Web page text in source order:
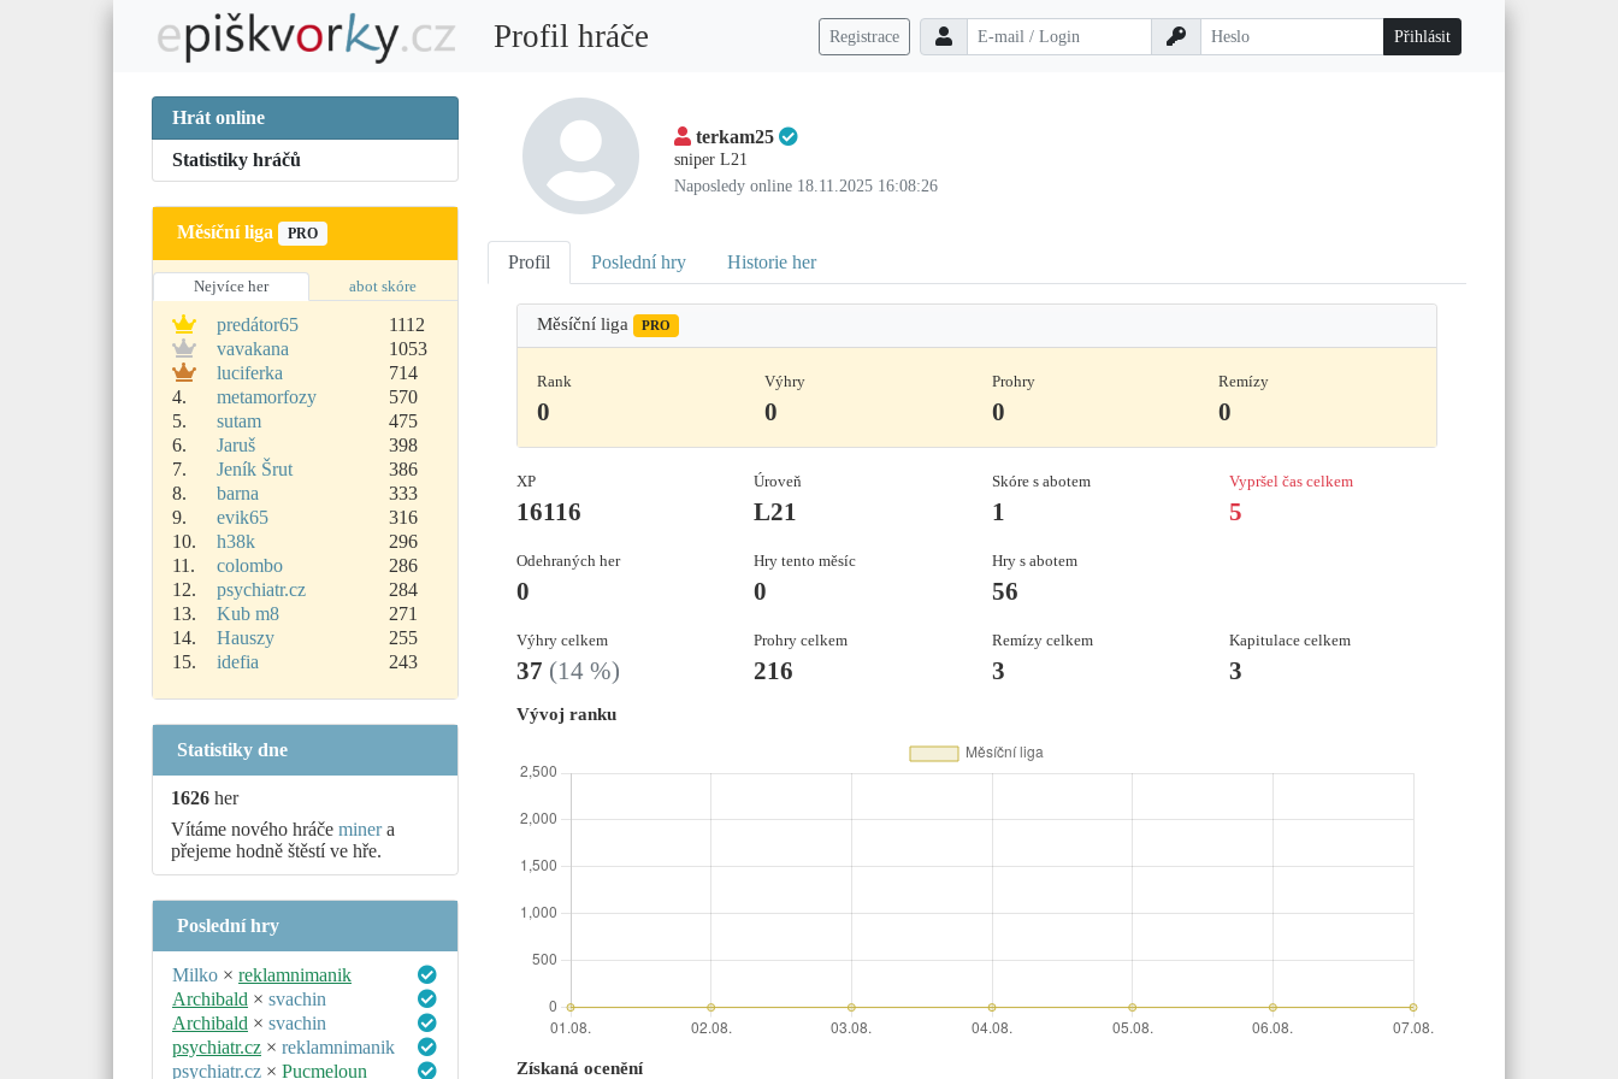
Profil hráče Registrace
Hrát online
Statistiky hráčů
Měsíční liga PRO
Nejvíce her abot skóre
predátor65
1112
vavakana
1053
luciferka
714
4.
metamorfozy
570
5.
sutam
475
6.
Jaruš
398
7.
Jeník Šrut
386
8.
barna
333
9.
evik65
316
10.
h38k
296
11.
colombo
286
12.
psychiatr.cz
284
13.
Kub m8
271
14.
Hauszy
255
15.
idefia 243
Statistiky dne
1626 her
Vítáme nového hráče minera
přejeme hodně štěstí ve hře.
Poslední hry
Milko × reklamnimanik
Archibald × svachin
Archibald × svachin
psychiatr.cz × reklamnimanik
psychiatr.cz × Pucmeloun
terkam25
sniper L21
Naposledy online 18.11.2025 16:08:26
Profil Poslední hry Historie her
Měsíční liga PRO
Rank
0
Výhry
0
Prohry
0
Remízy
0
XP
16116
Úroveň
L21
Skóre s abotem
1
Vypršel čas celkem
5
Odehraných her
0
Hry tento měsíc
0
Hry s abotem
56
Výhry celkem
37 (14 %)
Prohry celkem
216
Remízy celkem
3
Kapitulace celkem
3
Vývoj ranku
Získaná ocenění